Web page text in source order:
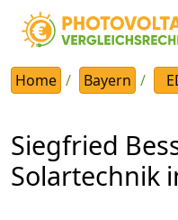
Home Bayern
Siegfried
Solartechnik